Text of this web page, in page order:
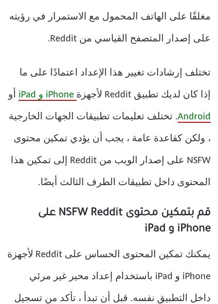
مغلقًا على الهاتف المحمول مع الاستمرار في رؤيته
على إصدار المتصفح القياسي من Reddit.
تختلف إرشادات تغيير هذا الإعداد اعتمادًا على ما
إذا كان لديك تطبيق Reddit لأجهزة أو
Android. تختلف تعليمات تطبيقات الجهات الخارجية
، ولكن كقاعدة عامة ، يجب أن يؤدي تمكين محتوى
NSFW على إصدار الويب من Reddit إلى تمكين هذا
المحتوى داخل تطبيقات الطرف الثالث أيضًا.
قم بتمكين محتوى NSFW Reddit على
iPhone و iPad
يمكنك تمكين المحتوى الحساس على Reddit لأجهزة
iPhone و iPad باستخدام إعداد محير غير مرئي
داخل التطبيق نفسه. قبل أن تبدأ ، تأكد من تسجيل